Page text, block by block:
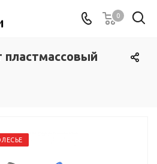
0
пластмассовый